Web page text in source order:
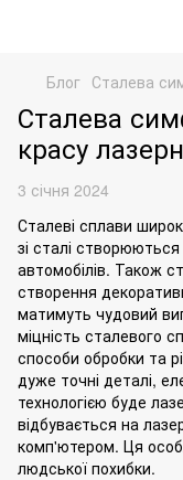
Блог Сталева
Сталева
красу
3 січня 2024
Сталеві сплави
зі сталі
автомобілів. Також
створення
матимуть чудовий
міцність сталевого
способи обробки та
дуже точні деталі,
технологією буде
відбувається на
комп'ютером. Ця
людської похибки.